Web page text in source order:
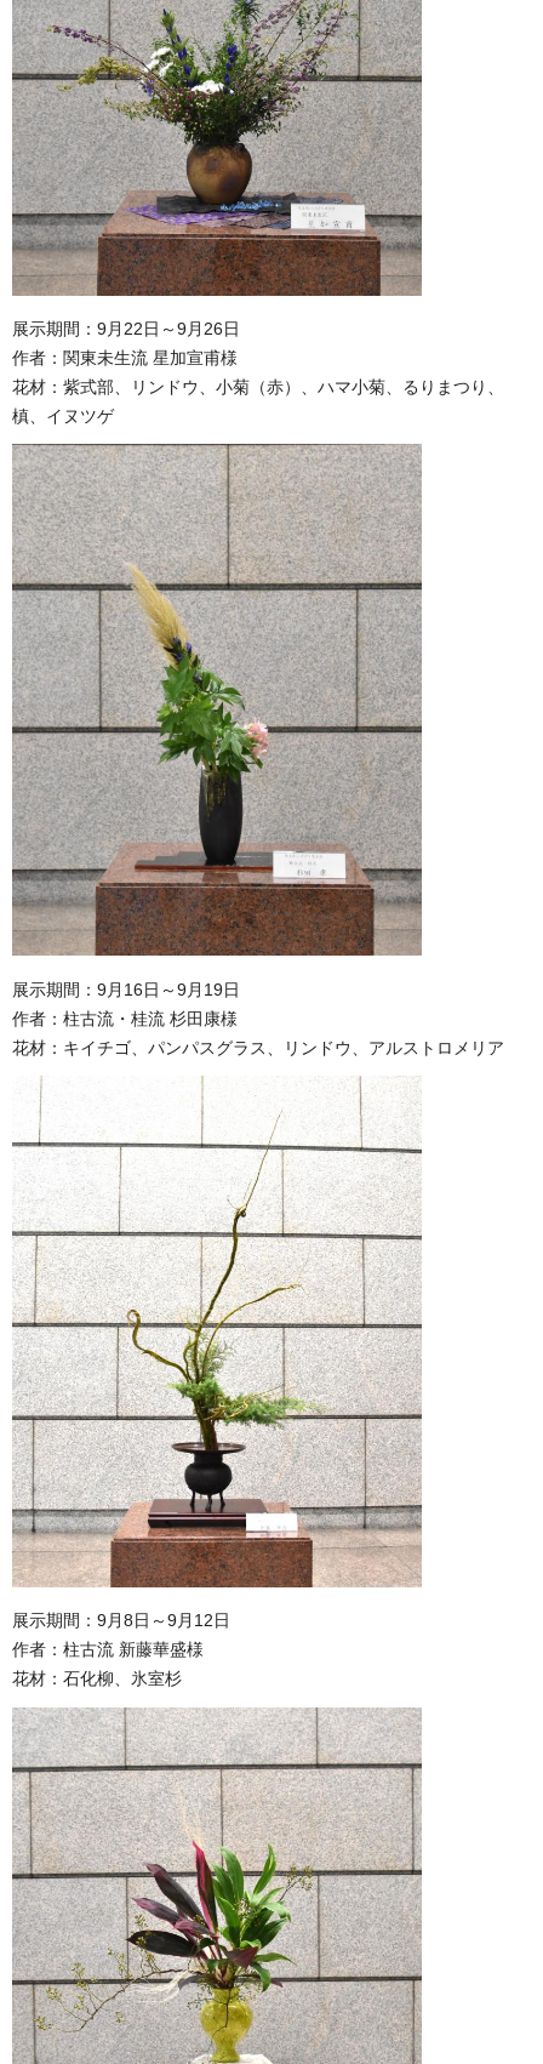
展示期間：9月22日～9月26日
作者：関東未生流 星加宣甫様
花材：紫式部、リンドウ、小菊（赤）、ハマ小菊、るりまつり、
槙、イヌツゲ
展示期間：9月16日～9月19日
作者：柱古流・桂流 杉田康様
花材：キイチゴ、パンパスグラス、リンドウ、アルストロメリア
展示期間：9月8日～9月12日
作者：柱古流 新藤華盛様
花材：石化柳、氷室杉